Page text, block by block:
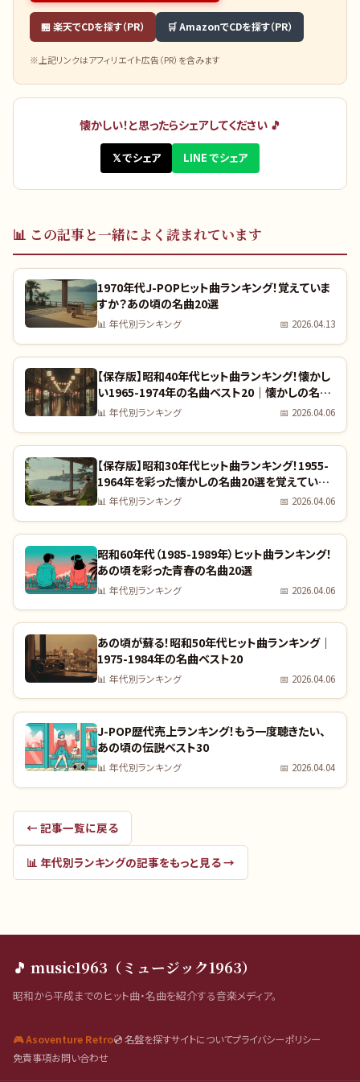
🏪 楽天でCDを探す（PR） 🛒 AmazonでCDを探す（PR）
※上記リンクはアフィリエイト広告（PR）を含みます
懐かしい！と思ったらシェアしてください 🎵
𝕏 でシェア LINE でシェア
📊 この記事と一緒によく読まれています
1970年代J-POPヒット曲ランキング！覚えていま
すか？あの頃の名曲20選
📊 年代別ランキング 📅 2026.04.13
【保存版】昭和40年代ヒット曲ランキング！懐かし
い1965-1974年の名曲ベスト20｜懐かしの名曲
完全リスト
📊 年代別ランキング 📅 2026.04.06
【保存版】昭和30年代ヒット曲ランキング！1955-
1964年を彩った懐かしの名曲20選を覚えていま
すか？｜全曲リスト付き
📊 年代別ランキング 📅 2026.04.06
昭和60年代（1985-1989年）ヒット曲ランキング！
あの頃を彩った青春の名曲20選
📊 年代別ランキング 📅 2026.04.06
あの頃が蘇る！昭和50年代ヒット曲ランキング｜
1975-1984年の名曲ベスト20
📊 年代別ランキング 📅 2026.04.06
J-POP歴代売上ランキング！もう一度聴きたい、
あの頃の伝説ベスト30
📊 年代別ランキング 📅 2026.04.04
← 記事一覧に戻る
📊 年代別ランキングの記事をもっと見る →
🎵 music1963（ミュージック1963）
昭和から平成までのヒット曲・名曲を紹介する音楽メディア。
🎮 Asoventure Retro💿 名盤を探すサイトについてプライバシーポリシー
免責事項お問い合わせ